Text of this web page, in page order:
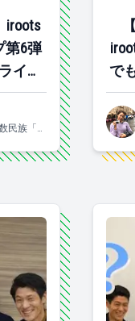
iroots
第6弾
イン
民族「カ
、お酒と
で